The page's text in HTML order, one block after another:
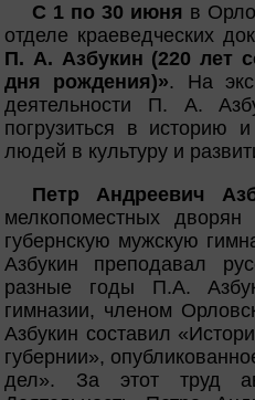
С 1 по 30 июня в
отделе краеведческих
П. А. Азбукин (220 лет
дня рождения)». На
деятельности П. А.
погрузиться в историю
людей в культуру и
Петр Андреевич
мелкопоместных
губернскую мужскую
Азбукин преподавал
разные годы П.А.
гимназии, членом
Азбукин составил
губернии»,
дел». За этот труд